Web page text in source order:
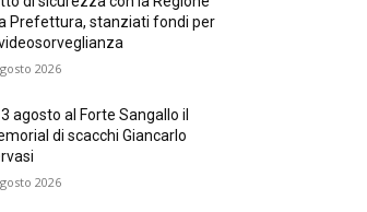
Prefettura, stanziati fondi per
2026
agosto al Forte Sangallo il
di scacchi Giancarlo
2026